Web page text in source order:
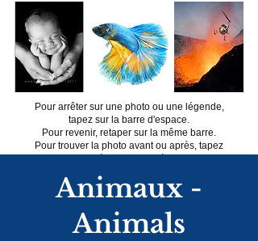
Pour arrêter sur une photo ou une légende,
tapez sur la barre d'espace.
Pour revenir, retaper sur la même barre.
Pour trouver la photo avant ou après, tapez
Animaux -
Animals